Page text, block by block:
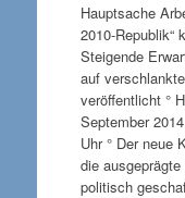
Hauptsache
2010-Republik“
Steigende
auf
veröffentlicht °
September
Uhr ° Der neue
die
politisch